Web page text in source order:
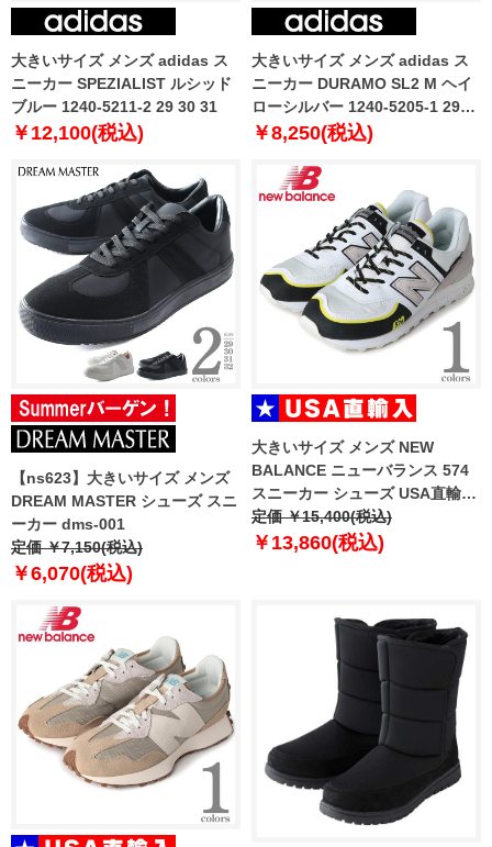
大きいサイズ メンズ adidas ス
ニーカー SPEZIALIST ルシッド
ブルー 1240-5211-2 29 30 31
￥12,100(税込)
大きいサイズ メンズ adidas ス
ニーカー DURAMO SL2 M ヘイ
ローシルバー 1240-5205-1 29
30 31
￥8,250(税込)
【ns623】大きいサイズ メンズ
DREAM MASTER シューズ スニ
ーカー dms-001
定価 ￥7,150(税込)
￥6,070(税込)
大きいサイズ メンズ NEW
BALANCE ニューバランス 574
スニーカー シューズ USA直輸入
u574te2
定価 ￥15,400(税込)
￥13,860(税込)